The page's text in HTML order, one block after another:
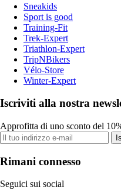
Sneakids
Sport is good
Training-Fit
Trek-Expert
Triathlon-Expert
TripNBikers
Vélo-Store
Winter-Expert
Iscriviti alla nostra
Approfitta di uno sconto del
Rimani connesso
Seguici sui social